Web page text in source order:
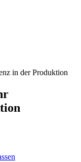
in der Produktion